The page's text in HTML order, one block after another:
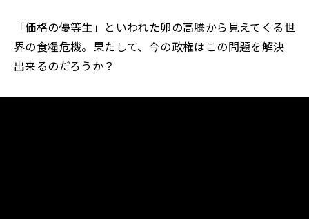
「価格の優等生」といわれた卵の高騰から見えてくる世
界の食糧危機。果たして、今の政権はこの問題を解決
出来るのだろうか？